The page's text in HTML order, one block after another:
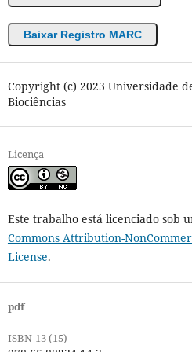
Baixar Registro MARC
Copyright (c) 2023 Universidade
Biociências
Licença
Este trabalho está licenciado sob
Commons Attribution-
License.
pdf
ISBN-13 (15)